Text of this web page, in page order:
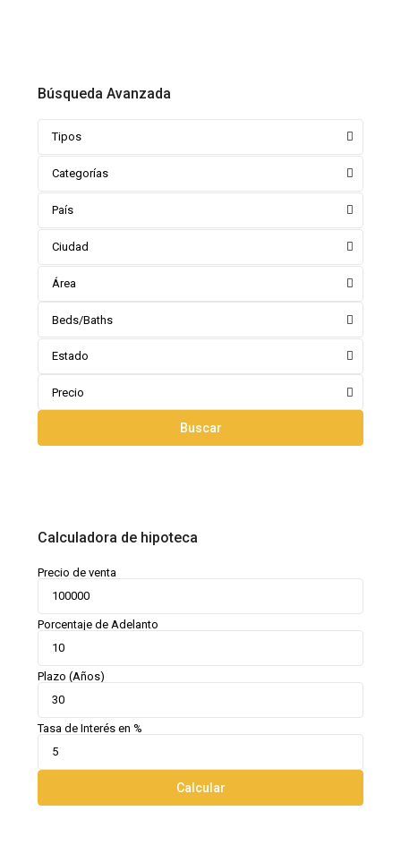
Búsqueda Avanzada
Tipos
Categorías
País
Ciudad
Área
Beds/Baths
Estado
Precio
Buscar
Calculadora de hipoteca
Precio de venta
Porcentaje de Adelanto
Plazo (Años)
Tasa de Interés en %
Calcular